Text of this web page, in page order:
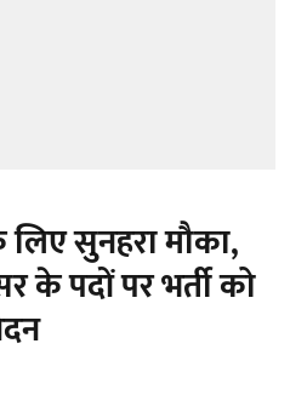
लिए सुनहरा मौका,
पदों पर भर्ती को